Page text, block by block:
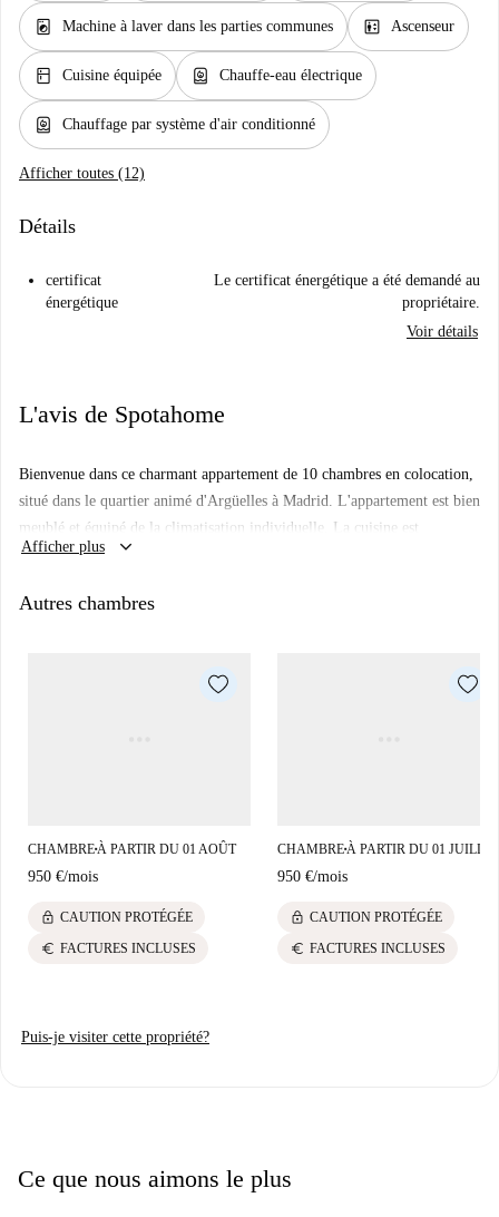
local_laundry_service Machine à laver dans les parties communes elevator Ascenseur
kitchen Cuisine équipée water_heater Chauffe-eau électrique
water_heater Chauffage par système d'air conditionné
Afficher toutes (12)
Détails
certificat
énergétique
Le certificat énergétique a été demandé au
propriétaire.
Voir détails
L'avis de Spotahome
Bienvenue dans ce charmant appartement de 10 chambres en colocation,
situé dans le quartier animé d'Argüelles à Madrid. L'appartement est bien
meublé et équipé de la climatisation individuelle. La cuisine est
entièrement équipée avec lave-vaisselle et four. Cet appartement est idéal
pas admis.
proximité de plusieurs attractions touristiques. Découvrez les Arcos de
Moncloa et le Monument aux Aviateurs Plus Ultra, deux sites
Afficher plus keyboard_arrow_down
Autres chambres
CHAMBRE■À PARTIR DU 01 AOÛT
950 €/mois
lock CAUTION PROTÉGÉE
euro FACTURES INCLUSES
CHAMBRE■À PARTIR DU 01 JUILLET
950 €/mois
lock CAUTION PROTÉGÉE
euro FACTURES INCLUSES
Puis-je visiter cette propriété?
Ce que nous aimons le plus